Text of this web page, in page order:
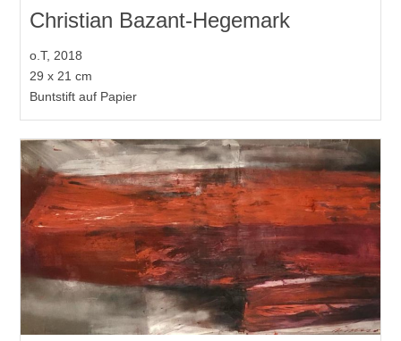
Christian Bazant-Hegemark
o.T, 2018
29 x 21 cm
Buntstift auf Papier